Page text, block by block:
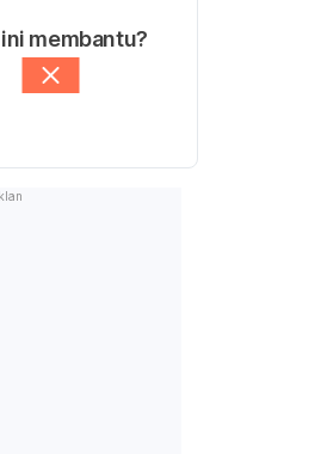
membantu?
Iklan